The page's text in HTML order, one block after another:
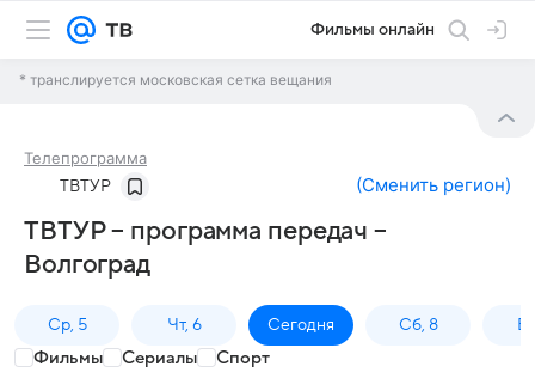
Фильмы онлайн
* транслируется московская сетка вещания
Телепрограмма
ТВТУР (Сменить регион)
ТВТУР – программа передач –
Волгоград
Ср, 5 Чт, 6 Сегодня Сб, 8
Фильмы Сериалы Спорт